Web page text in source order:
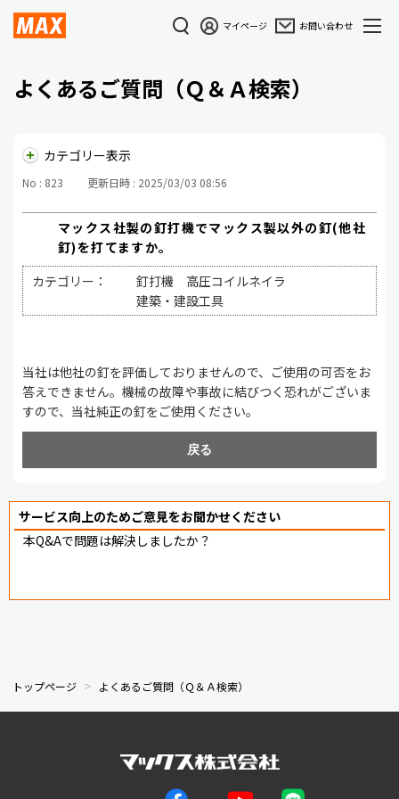
マイページ お問い合わせ
よくあるご質問（Ｑ＆Ａ検索）
カテゴリー表示
No : 823 更新日時 : 2025/03/03 08:56
マックス社製の釘打機でマックス製以外の釘(他社
釘)を打てますか。
カテゴリー：
釘打機 高圧コイルネイラ
建築・建設工具
当社は他社の釘を評価しておりませんので、ご使用の可否をお
答えできません。機械の故障や事故に結びつく恐れがございま
すので、当社純正の釘をご使用ください。
戻る
サービス向上のためご意見をお聞かせください
本Q&Aで問題は解決しましたか？
トップページ よくあるご質問（Ｑ＆Ａ検索）